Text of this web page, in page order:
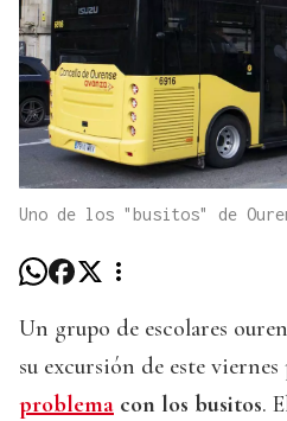
Uno de los "busitos" de
Un grupo de escolares
su excursión de este viernes
problema con los busitos.